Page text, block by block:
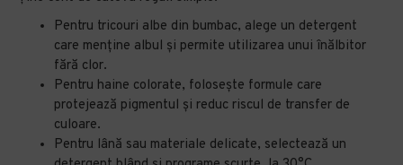
Pentru tricouri albe din bumbac, alege un detergent
care menține albul și permite utilizarea unui înălbitor
fără clor.
Pentru haine colorate, folosește formule care
protejează pigmentul și reduc riscul de transfer de
culoare.
Pentru lână sau materiale delicate, selectează un